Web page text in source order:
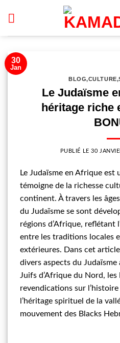
30
Jan
BLOG,CULTURE,
Le Judaïsme
héritage riche
PUBLIÉ LE30
Le Judaïsme en Afrique est
témoigne de la richesse
continent. À travers les
du Judaïsme se sont
régions d’Afrique, reflétant
entre les traditions locales
extérieures. Dans cet
divers aspects du
Juifs d’Afrique du Nord, les
revendications sur
l’héritage spirituel de la
mouvement des Blacks